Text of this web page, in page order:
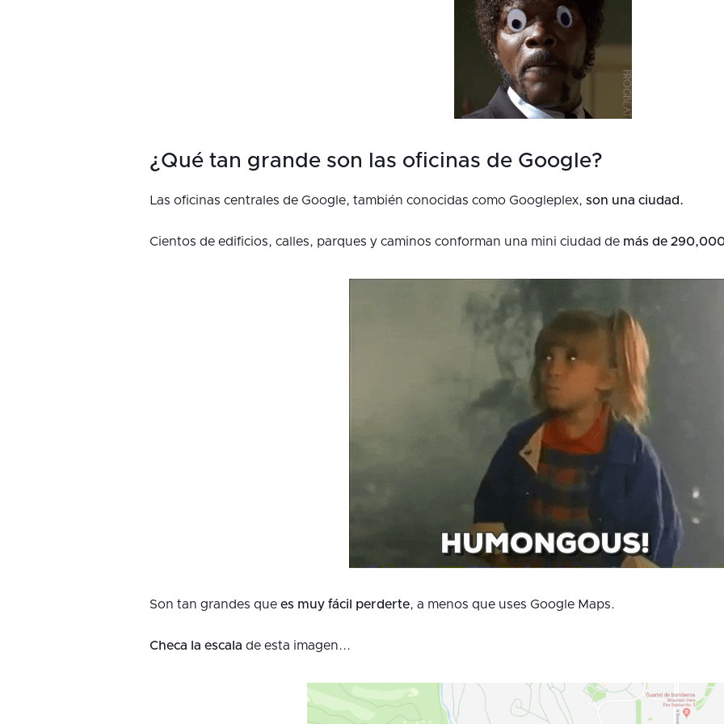
¿Qué tan grande son las oficinas de Google?
Las oficinas centrales de Google, también conocidas como Googleplex, son una ciudad.
Cientos de edificios, calles, parques y caminos conforman una mini ciudad de más de
Son tan grandes que es muy fácil perderte, a menos que uses Google Maps.
Checa la escala de esta imagen...